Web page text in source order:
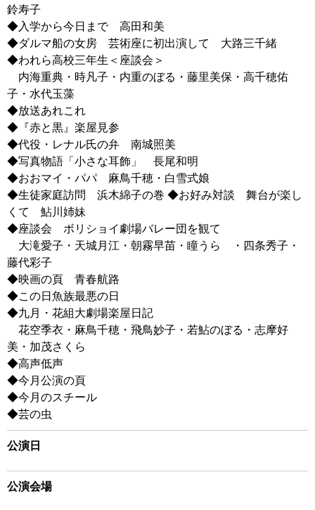
鈴寿子
◆入学から今日まで 高田和美
◆ダルマ船の女房 芸術座に初出演して 大路三千緒
◆われら高校三年生＜座談会＞
内海重典・時凡子・内重のぼる・藤里美保・高千穂佑
子・水代玉藻
◆放送あれこれ
◆『赤と黒』楽屋見参
◆代役・レナル氏の弁 南城照美
◆写真物語「小さな耳飾」 長尾和明
◆おおマイ・パパ 麻鳥千穂・白雪式娘
◆生徒家庭訪問 浜木綿子の巻 ◆お好み対談 舞台が楽し
くて 鮎川姉妹
◆座談会 ボリショイ劇場バレー団を観て
大滝愛子・天城月江・朝霧早苗・瞳うらゝ・四条秀子・
藤代彩子
◆映画の頁 青春航路
◆この日魚族最悪の日
◆九月・花組大劇場楽屋日記
花空季衣・麻鳥千穂・飛鳥妙子・若鮎のぼる・志摩好
美・加茂さくら
◆高声低声
◆今月公演の頁
◆今月のスチール
◆芸の虫
公演日
公演会場